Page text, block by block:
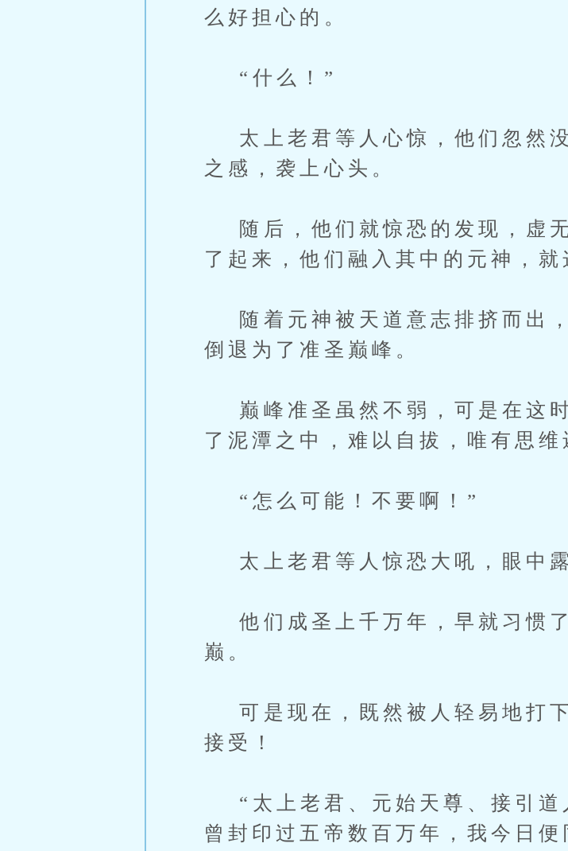
么好担心的。
“什么！”
太上老君等人心惊，他们忽然
之感，袭上心头。
随后，他们就惊恐的发现，虚
了起来，他们融入其中的元神，就
随着元神被天道意志排挤而出
倒退为了准圣巅峰。
巅峰准圣虽然不弱，可是在这
了泥潭之中，难以自拔，唯有思维
“怎么可能！不要啊！”
太上老君等人惊恐大吼，眼中露
他们成圣上千万年，早就习惯
巅。
可是现在，既然被人轻易地打
接受！
“太上老君、元始天尊、接引道
曾封印过五帝数百万年，我今日